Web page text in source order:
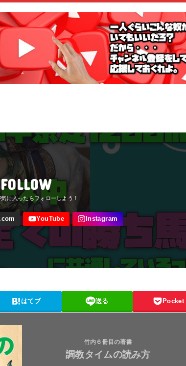
FOLLOW
はてブ 送る Pocket
竹内６冊目の著書
調教タイムの読み方